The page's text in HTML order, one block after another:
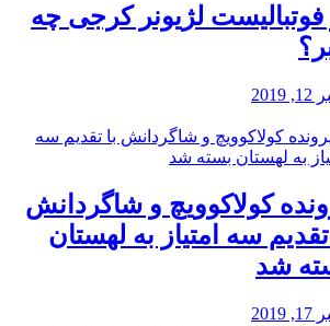
فوتبالیست لژیونر کرجی چه
کولاکوویچ و شاگردانش
تقدیم سه امتیاز به لهستان
شد